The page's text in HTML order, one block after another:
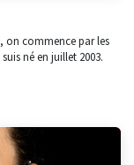
on commence par les
né en juillet 2003.